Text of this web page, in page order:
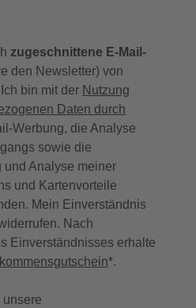
zugeschnittene E-Mail-
den Newsletter) von
bin mit der Nutzung
Daten durch
Werbung, die Analyse
sowie die
und Analyse meiner
und Kartenvorteile
Mein Einverständnis
Nach
Einverständnisses erhalte
*.
unsere